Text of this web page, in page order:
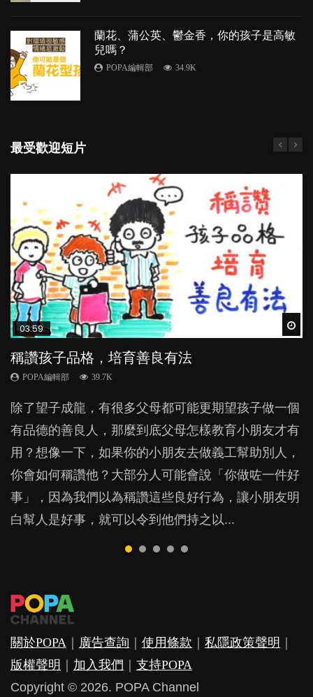
5
蘭花、蒲公英、鬱金香，你的孩子是高敏
兒嗎？
POPA編輯部 34.9K
最受歡迎短片
03:59
稱讚孩子品格，培育善良有法
POPA編輯部 39.7K
除了望子成龍，有很多父母都可能更期望孩子做一個
有品德的善良人，那麼到底父母怎樣教育小朋友才有
用？想像一下，如果你的小朋友去做義工幫助別人，
你會如何稱讚他？大部分人可能會說「你做咗一件好
事」，因為我們以為稱讚這些良好行為，讓小朋友明
白幫人是好事，就可以令到他們持之以...
03:41
BB口腔期乜都放入口，父母該制止還是放手？
POPA編輯部 25.5K
BB最喜歡隨手拿起什麼都放入口中，有人說一旦養
成吮手指的習慣，大個就很難戒，但原來一刀切阻止
他們放東西入口，隨時會影響孩子的身心發展？...
05:02
【動畫】怕醜仔，好蝕底？（下集）
POPA編輯部 24K
上集提到，內向者雖然優點多多，但不愛表達、喜歡
獨處的性格卻令他們經常為人詬病，為甚麼呢？這大
概跟社會風氣有關。...
04:20
【動畫】英語講得好，點先做得到？｜如何避
免港式英文
港式英文指帶有香港口音及文法的英文，香港人之間
溝通無間，但外國人肯定聽得一頭霧水，明明已由3
歲開始學英文，但學了十幾二十年，都無法好好運用
英語，得出"This is賣飛佛"、"You are the
goodest"、"I am very thanks them"...
04:28
管教｜唔打得，唔罵得，Time-out又得唔得？
POPA編輯部 36.2K
很多家長期望以time-out「暫停隔離法」，讓孩子跟
令他失控的情境隔離，從而有反思的空間。不過這方
法，卻隱藏著危機，隨時令孩子蒙受精神傷害？...
關於POPA ｜ 廣告查詢 ｜ 使用條款 ｜ 私隱政策聲明 ｜
版權聲明 ｜ 加入我們 ｜ 支持POPA
Copyright © 2026. POPA Channel